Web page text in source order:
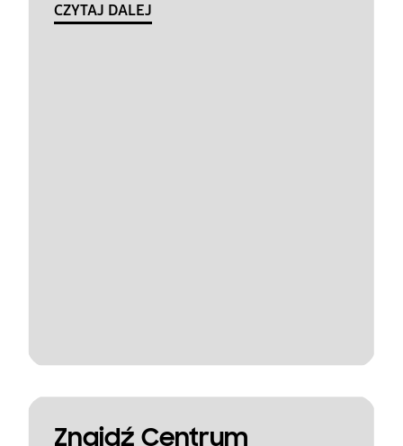
CZYTAJ DALEJ
Znajdź Centrum